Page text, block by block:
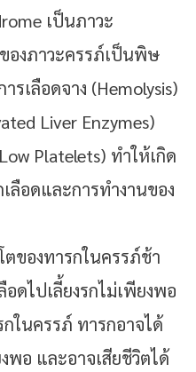
เป็นภาวะ
องภาวะครรภ์เป็นพิษ
รเลือดจาง (Hemolysis)
Liver Enzymes)
Platelets) ทำให้เกิด
ลือดและการทำงานของ
ตของทารกในครรภ์ช้า
อดไปเลี้ยงรกไม่เพียงพอ
ในครรภ์ ทารกอาจได้
พอ และอาจเสียชีวิตได้